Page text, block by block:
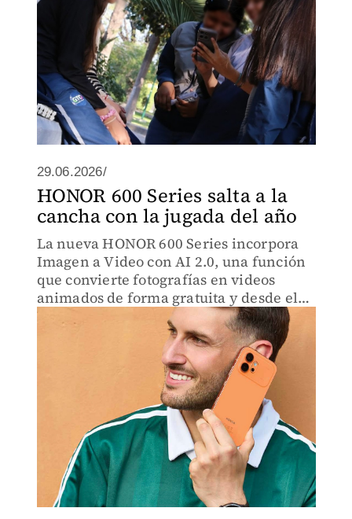
29.06.2026/
HONOR 600 Series salta a la
cancha con la jugada del año
La nueva HONOR 600 Series incorpora
Imagen a Video con AI 2.0, una función
que convierte fotografías en videos
animados de forma gratuita y desde el
propio smartphone